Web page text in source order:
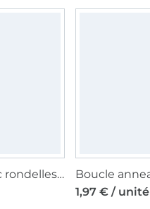
40 oeillets avec rondelles Prym, 5 mm, couleur argent
1,97 € / unité